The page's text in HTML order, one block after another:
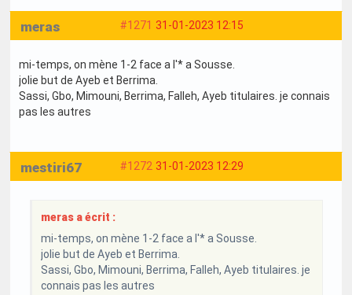
#1271 31-01-2023 12:15
meras
mi-temps, on mène 1-2 face a l'* a Sousse.
jolie but de Ayeb et Berrima.
Sassi, Gbo, Mimouni, Berrima, Falleh, Ayeb titulaires. je connais
pas les autres
#1272 31-01-2023 12:29
mestiri67
meras a écrit :
mi-temps, on mène 1-2 face a l'* a Sousse.
jolie but de Ayeb et Berrima.
Sassi, Gbo, Mimouni, Berrima, Falleh, Ayeb titulaires. je
connais pas les autres